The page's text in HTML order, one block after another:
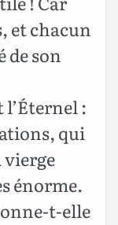
et chacun
de son
l’Éternel :
qui
vierge
énorme.
t-elle